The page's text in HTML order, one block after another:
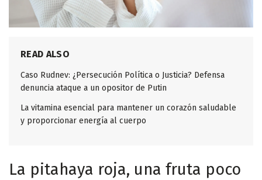
READ ALSO
Caso Rudnev: ¿Persecución Política o Justicia? Defensa
denuncia ataque a un opositor de Putin
La vitamina esencial para mantener un corazón saludable
y proporcionar energía al cuerpo
La pitahaya roja, una fruta poco